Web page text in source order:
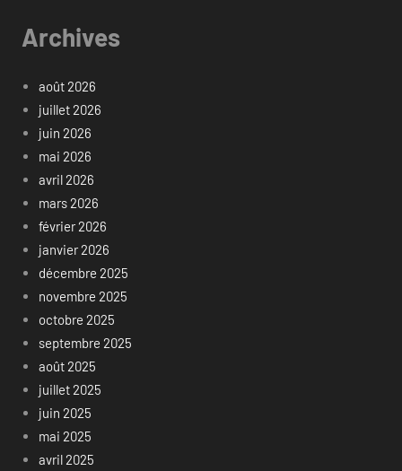
Archives
août 2026
juillet 2026
juin 2026
mai 2026
avril 2026
mars 2026
février 2026
janvier 2026
décembre 2025
novembre 2025
octobre 2025
septembre 2025
août 2025
juillet 2025
juin 2025
mai 2025
avril 2025